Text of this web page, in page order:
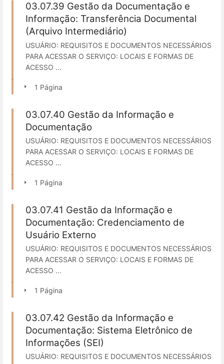
03.07.39 Gestão da Documentação e
Informação: Transferência Documental
(Arquivo Intermediário)
USUÁRIO: REQUISITOS E DOCUMENTOS NECESSÁRIOS
PARA ACESSAR O SERVIÇO: LOCAIS E FORMAS DE
ACESSO ...
1 Página
03.07.40 Gestão da Informação e
Documentação
USUÁRIO: REQUISITOS E DOCUMENTOS NECESSÁRIOS
PARA ACESSAR O SERVIÇO: LOCAIS E FORMAS DE
ACESSO ...
1 Página
03.07.41 Gestão da Informação e
Documentação: Credenciamento de
Usuário Externo
USUÁRIO: REQUISITOS E DOCUMENTOS NECESSÁRIOS
PARA ACESSAR O SERVIÇO: LOCAIS E FORMAS DE
ACESSO ...
1 Página
03.07.42 Gestão da Informação e
Documentação: Sistema Eletrônico de
Informações (SEI)
USUÁRIO: REQUISITOS E DOCUMENTOS NECESSÁRIOS